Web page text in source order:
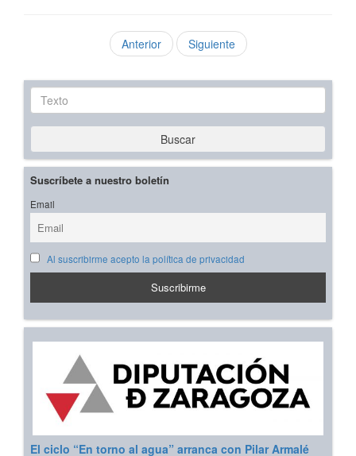
Anterior Siguiente
Texto
Buscar
Suscríbete a nuestro boletín
Email
Al suscribirme acepto la política de privacidad
El ciclo “En torno al agua” arranca con Pilar Armalé